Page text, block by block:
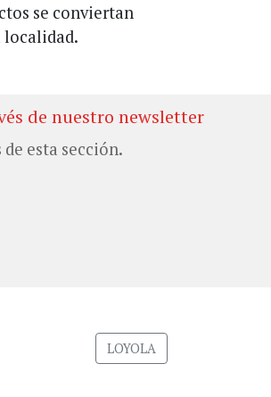
se conviertan
localidad.
de nuestro newsletter
esta sección.
LOYOLA